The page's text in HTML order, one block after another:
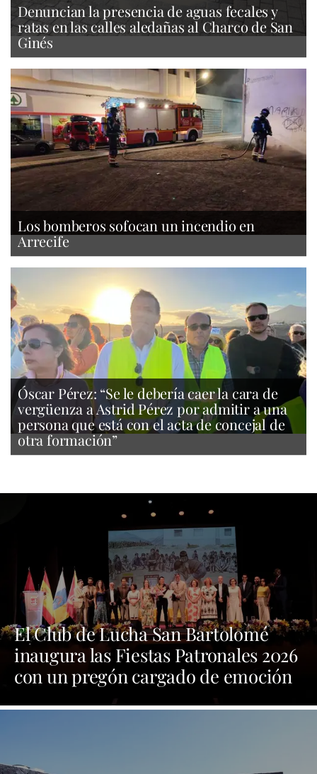
Denuncian la presencia de aguas fecales y
ratas en las calles aledañas al Charco de San
Ginés
Los bomberos sofocan un incendio en
Arrecife
Óscar Pérez: “Se le debería caer la cara de
vergüenza a Astrid Pérez por admitir a una
persona que está con el acta de concejal de
otra formación”
El Club de Lucha San Bartolomé
inaugura las Fiestas Patronales 2026
con un pregón cargado de emoción